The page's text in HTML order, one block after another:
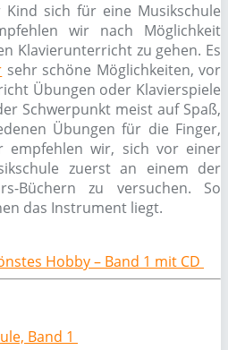
sich für eine Musikschule
wir nach Möglichkeit
Klavierunterricht zu gehen. Es
sehr schöne Möglichkeiten, vor
Übungen oder Klavierspiele
Schwerpunkt meist auf Spaß,
Übungen für die Finger,
empfehlen wir, sich vor einer
zuerst an einem der
Büchern zu versuchen. So
das Instrument liegt.
Hobby – Band 1 mit CD
Band 1